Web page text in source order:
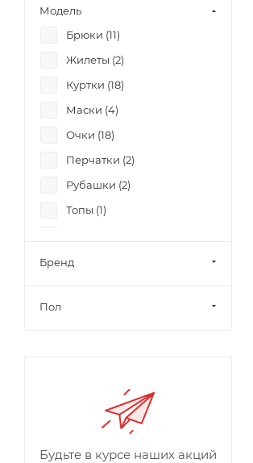
Модель
Брюки (11)
Жилеты (2)
Куртки (18)
Маски (4)
Очки (18)
Перчатки (2)
Рубашки (2)
Топы (1)
Шарфы (
Бренд
Пол
Будьте в курсе наших акций